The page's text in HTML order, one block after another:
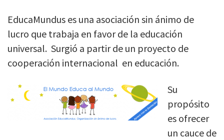
EducaMundus es una asociación sin ánimo de
lucro que trabaja en favor de la educación
universal. Surgió a partir de un proyecto de
cooperación internacional en educación.
Su
propósito
es ofrecer
un cauce de